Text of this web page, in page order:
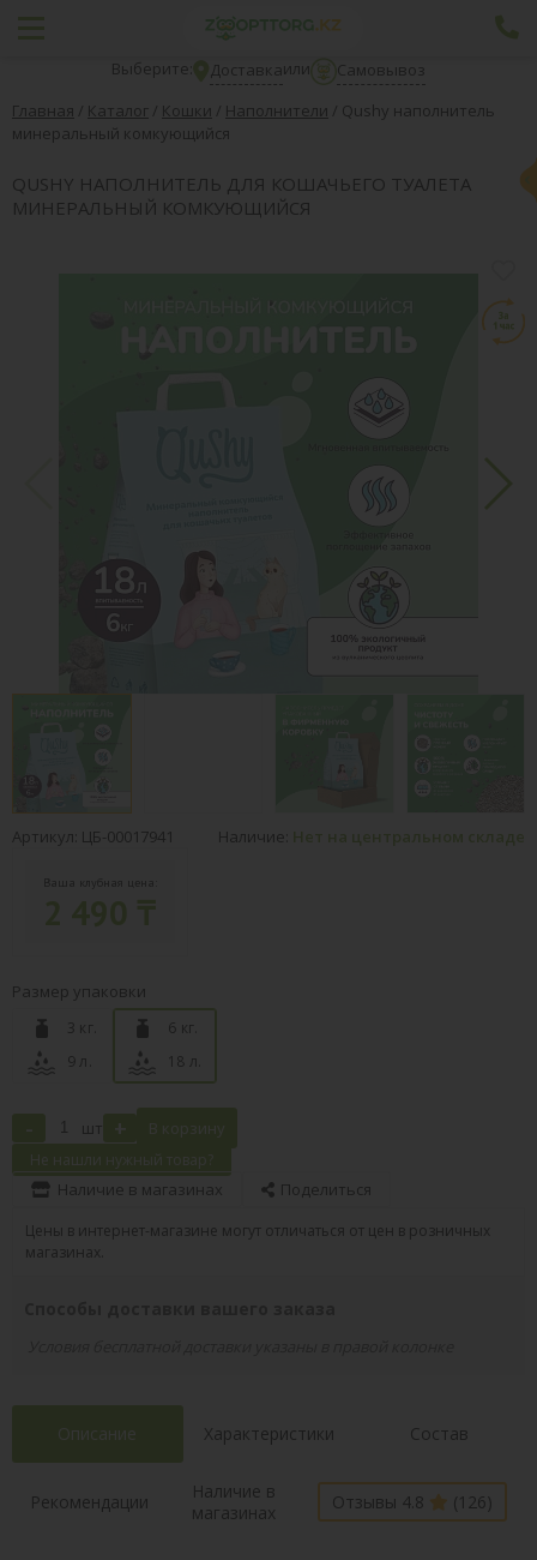
Выберите: Доставкаили
Самовывоз
Главная / Каталог / Кошки / Наполнители / Qushy наполнитель
минеральный комкующийся
QUSHY НАПОЛНИТЕЛЬ ДЛЯ КОШАЧЬЕГО ТУАЛЕТА
МИНЕРАЛЬНЫЙ КОМКУЮЩИЙСЯ
Артикул: ЦБ-00017941 Наличие: Нет на центральном складе
Ваша клубная цена:
Размер упаковки
3 кг.
9 л.
6 кг.
18 л.
- шт + В корзину
Не нашли нужный товар?
Наличие в магазинах Поделиться
Цены в интернет-магазине могут отличаться от цен в розничных
магазинах.
Описание Характеристики Состав
Рекомендации
Наличие в
магазинах
Отзывы 4.8 (126)